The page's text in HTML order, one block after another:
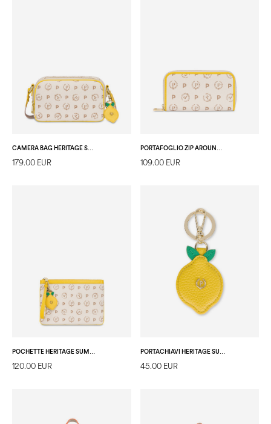
CAMERA BAG HERITAGE SUMMER CAPSULE AVORIO/GIALLO
179.00 EUR
PORTAFOGLIO ZIP AROUND HERITAGE SUMMER CAPSULE AVORIO/GIALLO
109.00 EUR
120.00 EUR 45.00 EUR